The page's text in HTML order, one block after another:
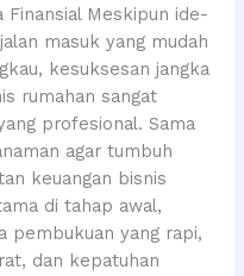
Finansial Meskipun ide-
masuk yang mudah
kesuksesan jangka
rumahan sangat
profesional. Sama
agar tumbuh
keuangan bisnis
di tahap awal,
pembukuan yang rapi,
dan kepatuhan